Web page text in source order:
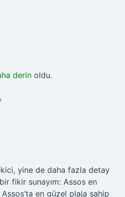
derin oldu.
yine de daha fazla detay
fikir sunayım: Assos en
en güzel plaja sahip